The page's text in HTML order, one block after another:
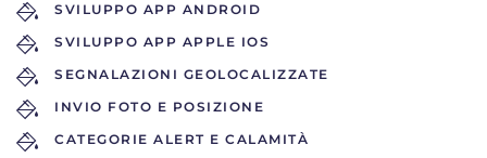
SVILUPPO APP ANDROID
SVILUPPO APP APPLE IOS
SEGNALAZIONI GEOLOCALIZZATE
INVIO FOTO E POSIZIONE
CATEGORIE ALERT E CALAMITÀ